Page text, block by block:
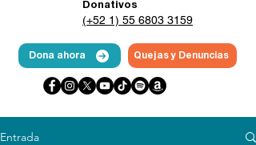
Donativos
(+52 1) 55 6803 3159
Dona ahora Quejas y Denuncias
Entrada